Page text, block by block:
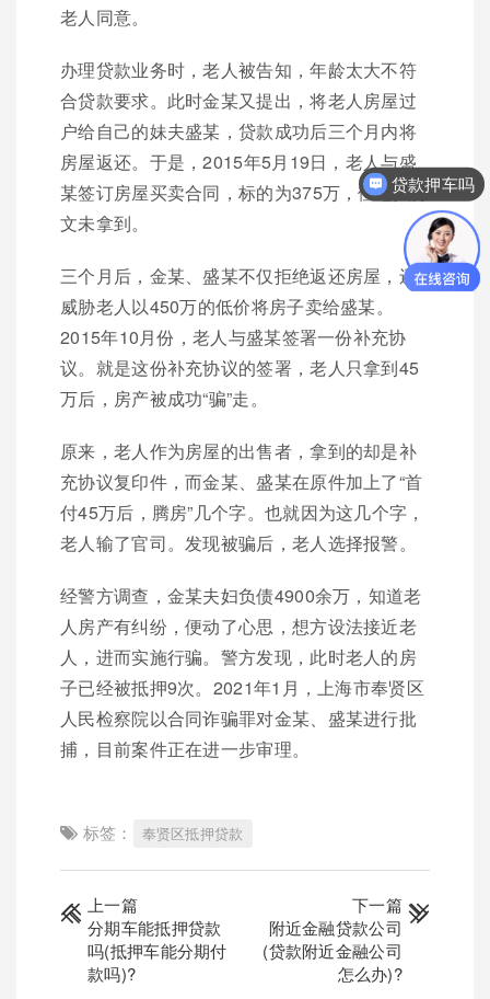
老人同意。
办理贷款业务时，老人被告知，年龄太大不符
合贷款要求。此时金某又提出，将老人房屋过
户给自己的妹夫盛某，贷款成功后三个月内将
房屋返还。于是，2015年5月19日，老人与盛
某签订房屋买卖合同，标的为375万，但老人分
文未拿到。
三个月后，金某、盛某不仅拒绝返还房屋，还
威胁老人以450万的低价将房子卖给盛某。
2015年10月份，老人与盛某签署一份补充协
议。就是这份补充协议的签署，老人只拿到45
万后，房产被成功“骗”走。
原来，老人作为房屋的出售者，拿到的却是补
充协议复印件，而金某、盛某在原件加上了“首
付45万后，腾房”几个字。也就因为这几个字，
老人输了官司。发现被骗后，老人选择报警。
经警方调查，金某夫妇负债4900余万，知道老
人房产有纠纷，便动了心思，想方设法接近老
人，进而实施行骗。警方发现，此时老人的房
子已经被抵押9次。2021年1月，上海市奉贤区
人民检察院以合同诈骗罪对金某、盛某进行批
捕，目前案件正在进一步审理。
标签： 奉贤区抵押贷款
上一篇
分期车能抵押贷款
吗(抵押车能分期付
款吗)?
下一篇
附近金融贷款公司
(贷款附近金融公司
怎么办)?
贷款押车吗